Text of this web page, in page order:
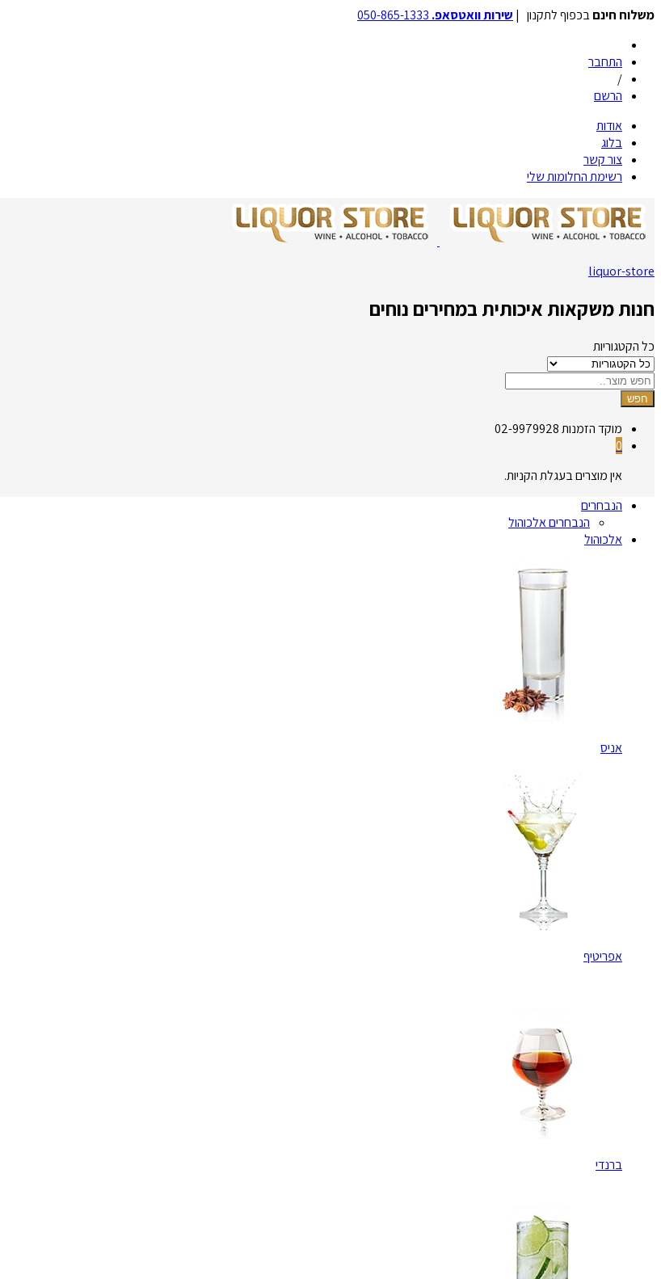
משלוח חינםבכפוף לתקנון | שירות וואטסאפ.
התחבר
/
הרשם
אודות
בלוג
צור קשר
רשימת החלומות שלי
liquor-store
חנות משקאות איכותית במחירים נוחים
כל הקטגוריות
חפש
מוקד הזמנות02-9979928
0
אין מוצרים בעגלת הקניות.
הנבחרים
הנבחרים אלכוהול
אלכוהול
אניס
אפריטיף
ברנדי